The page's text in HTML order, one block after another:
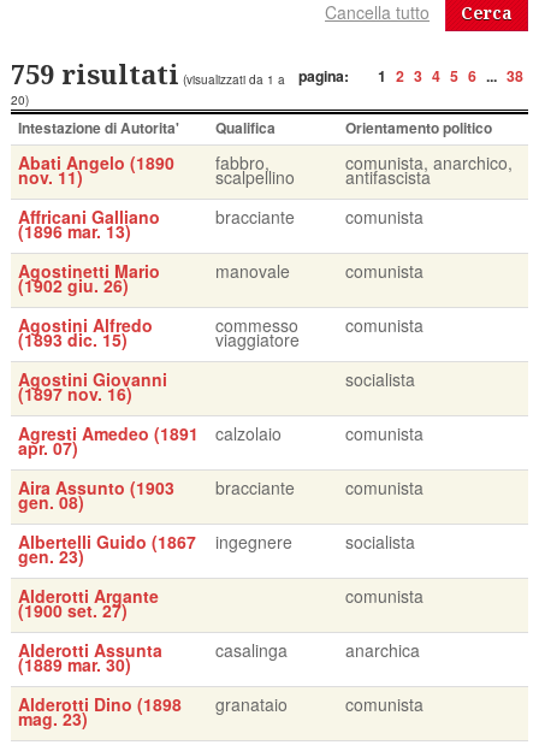
Cerca
pagina: 1 2 3 4 5 6 ... 38
759 risultati (visualizzati da 1 a
20)
Intestazione di Autorita' Qualifica Orientamento politico
Abati Angelo (1890
nov. 11)
fabbro,
scalpellino
comunista, anarchico,
antifascista
Affricani Galliano
(1896 mar. 13)
bracciante comunista
Agostinetti Mario
(1902 giu. 26)
manovale comunista
Agostini Alfredo
(1893 dic. 15)
commesso
viaggiatore
comunista
Agostini Giovanni
(1897 nov. 16)
socialista
Agresti Amedeo (1891
apr. 07)
calzolaio comunista
Aira Assunto (1903
gen. 08)
bracciante comunista
Albertelli Guido (1867
gen. 23)
ingegnere socialista
Alderotti Argante
(1900 set. 27)
comunista
Alderotti Assunta
(1889 mar. 30)
casalinga anarchica
Alderotti Dino (1898
mag. 23)
granataio comunista